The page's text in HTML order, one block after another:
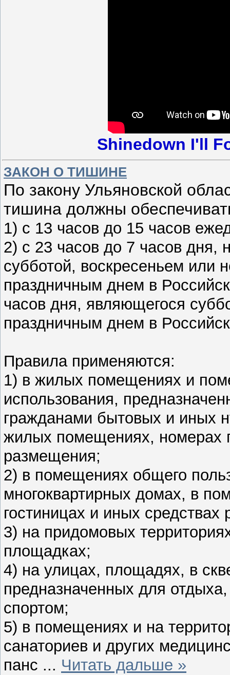
Shinedown I'll
ЗАКОН О ТИШИНЕ
По закону Ульяновской
тишина должны
1) с 13 часов до 15 часов
2) с 23 часов до 7 часов дня,
субботой, воскресеньем или
праздничным днем в
часов дня, являющегося
праздничным днем в
Правила применяются:
1) в жилых помещениях и
использования,
гражданами бытовых и иных
жилых помещениях, номерах
размещения;
2) в помещениях общего
многоквартирных домах, в
гостиницах и иных
3) на придомовых
площадках;
4) на улицах, площадях, в
предназначенных для
спортом;
5) в помещениях и на
санаториев и других
панс ... Читать дальше »